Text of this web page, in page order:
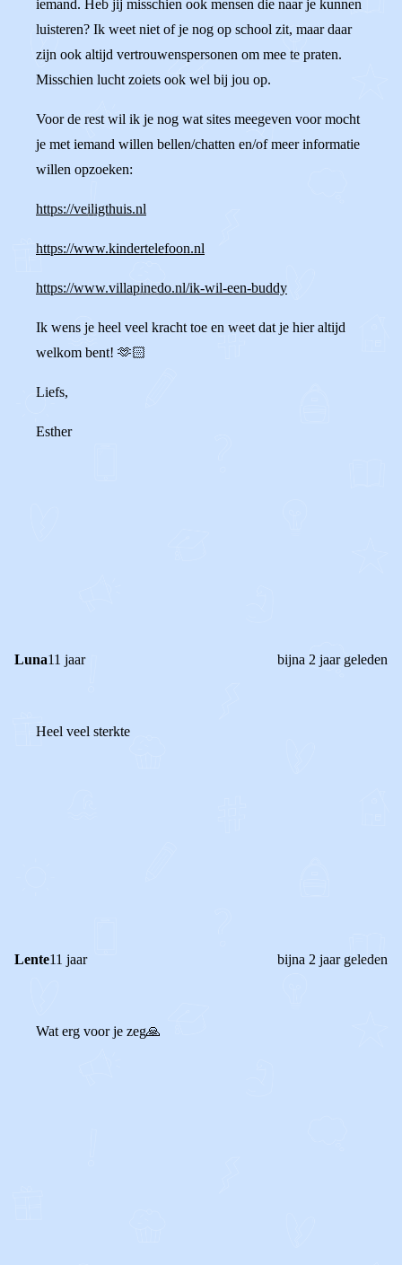
iemand. Heb jij misschien ook mensen die naar je kunnen
luisteren? Ik weet niet of je nog op school zit, maar daar
zijn ook altijd vertrouwenspersonen om mee te praten.
Misschien lucht zoiets ook wel bij jou op.
Voor de rest wil ik je nog wat sites meegeven voor mocht
je met iemand willen bellen/chatten en/of meer informatie
willen opzoeken:
https://veiligthuis.nl
https://www.kindertelefoon.nl
https://www.villapinedo.nl/ik-wil-een-buddy
Ik wens je heel veel kracht toe en weet dat je hier altijd
welkom bent! 🫶🏻
Liefs,
Esther
Luna11 jaar bijna 2 jaar geleden
Heel veel sterkte
Lente11 jaar bijna 2 jaar geleden
Wat erg voor je zeg🙏